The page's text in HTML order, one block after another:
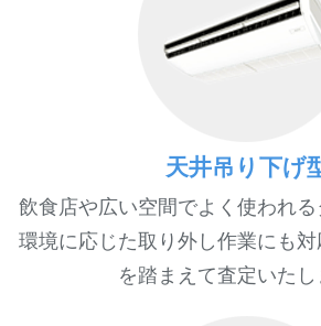
天井吊り下げ
飲食店や広い空間でよく使われ
環境に応じた取り外し作業にも
を踏まえて査定いたし